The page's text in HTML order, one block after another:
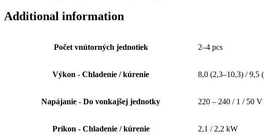
Additional information
Počet vnútorných jednotiek 2–4 pcs
Výkon - Chladenie / kúrenie 8,0 (2,3–10,3) / 9,5
Napájanie - Do vonkajšej jednotky 220 – 240 / 1 / 50
Príkon - Chladenie / kúrenie 2,1 / 2,2 kW